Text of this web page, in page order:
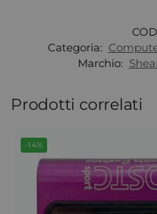
Categoria:
Marchio:
Prodotti correlati
-14%